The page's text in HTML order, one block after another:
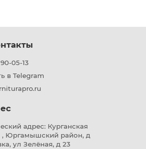
05-13
в Telegram
адрес: Курганская
, Юргамышский район, д
ул Зелёная, д 23